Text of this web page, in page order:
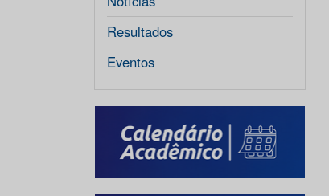
Resultados
Eventos